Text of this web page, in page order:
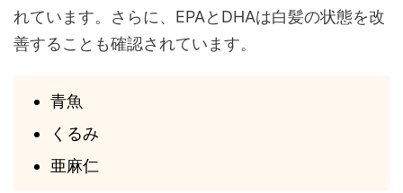
れています。さらに、EPAとDHAは白髪の状態を改
善することも確認されています。
青魚
くるみ
亜麻仁